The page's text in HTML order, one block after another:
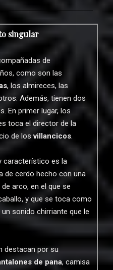
singular
de
como son las
, los almireces, las
Además, tienen dos
En primer lugar, los
toca el director de la
de losvillancicos.
es la
de cerdo hecho con una
arco, en el que se
y que se toca como
sonido chirriante que le
por su
de pana, camisa